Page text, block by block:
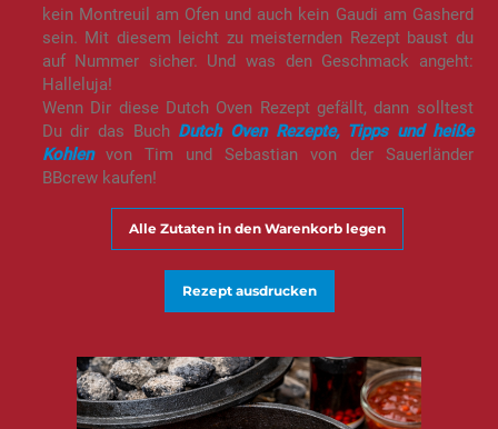
kein Montreuil am Ofen und auch kein Gaudi am Gasherd
sein. Mit diesem leicht zu meisternden Rezept baust du
auf Nummer sicher. Und was den Geschmack angeht:
Halleluja!
Wenn Dir diese Dutch Oven Rezept gefällt, dann solltest
Du dir das Buch Dutch Oven Rezepte, Tipps und heiße
Kohlenvon Tim und Sebastian von der Sauerländer
BBcrew kaufen!
Alle Zutaten in den Warenkorb legen
Rezept ausdrucken